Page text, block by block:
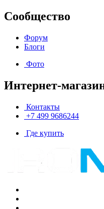
Сообщество
Форум
Блоги
Фото
Интернет-
Контакты
+7 499 9686244
Где купить